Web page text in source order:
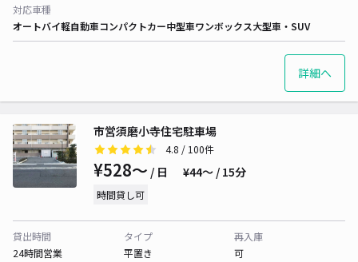
対応車種
オートバイ軽自動車コンパクトカー中型車ワンボックス大型車・SUV
詳細へ
市営須磨小寺住宅駐車場
4.8 / 100件
¥528〜 / 日 ¥44〜 / 15分
時間貸し可
貸出時間
24時間営業
タイプ
平置き
再入庫
可